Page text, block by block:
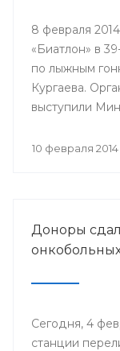
8 февраля
«Биатлон» в
по лыжным
Кургаева.
выступили
работников
10 февраля 2014
Доноры
Сегодня, 4
станции